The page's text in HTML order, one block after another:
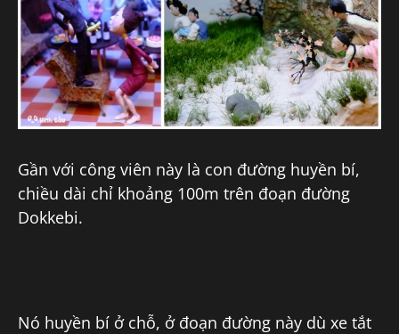
Gần với công viên này là con đường huyền bí,
chiều dài chỉ khoảng 100m trên đoạn đường
Dokkebi.
Nó huyền bí ở chỗ, ở đoạn đường này dù xe tắt